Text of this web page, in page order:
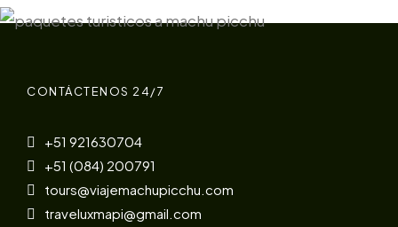
CONTÁCTENOS 24/7
+51 921630704
+51 (084) 200791
tours@viajemachupicchu.com
traveluxmapi@gmail.com